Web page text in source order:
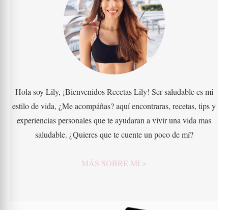
Hola soy Lily, ¡Bienvenidos Recetas Lily! Ser saludable es mi
estilo de vida, ¿Me acompáñas? aquí encontraras, recetas, tips y
experiencias personales que te ayudaran a vivir una vida mas
saludable. ¿Quieres que te cuente un poco de mí?
MÁS SOBRE MI >